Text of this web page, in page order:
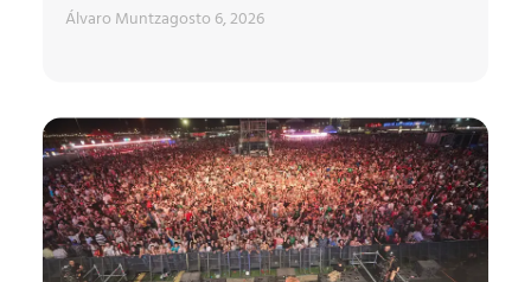
Álvaro Muntzagosto 6, 2026